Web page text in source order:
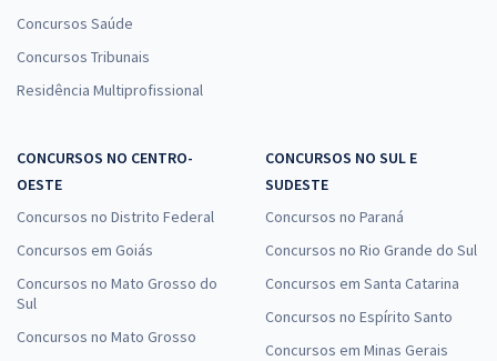
Concursos Saúde
Concursos Tribunais
Residência Multiprofissional
CONCURSOS NO CENTRO-
OESTE
Concursos no Distrito Federal
Concursos em Goiás
Concursos no Mato Grosso do
Sul
Concursos no Mato Grosso
CONCURSOS NO SUL E
SUDESTE
Concursos no Paraná
Concursos no Rio Grande do Sul
Concursos em Santa Catarina
Concursos no Espírito Santo
Concursos em Minas Gerais